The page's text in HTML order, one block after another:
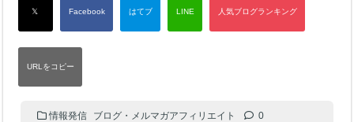
情報発信 ブログ・メルマガアフィリエイト 0